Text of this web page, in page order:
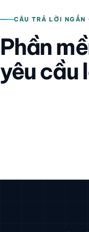
CÂU TRẢ LỜI NGẮN
Phần
yêu cầu